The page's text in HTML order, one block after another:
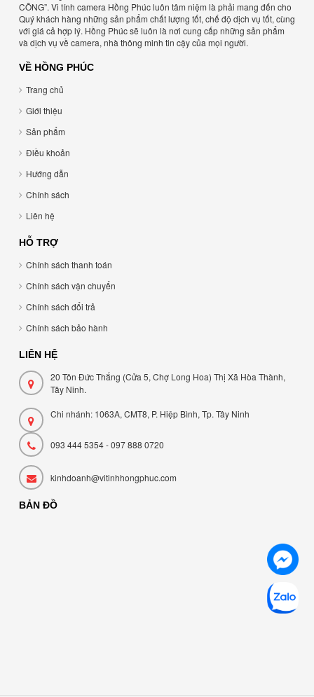
CÔNG”. Vi tính camera Hồng Phúc luôn tâm niệm là phải mang đến cho
Quý khách hàng những sản phẩm chất lượng tốt, chế độ dịch vụ tốt, cùng
với giá cả hợp lý. Hồng Phúc sẽ luôn là nơi cung cấp những sản phẩm
và dịch vụ về camera, nhà thông minh tin cậy của mọi người.
VỀ HỒNG PHÚC
Trang chủ
Giới thiệu
Sản phẩm
Điều khoản
Hướng dẫn
Chính sách
Liên hệ
HỖ TRỢ
Chính sách thanh toán
Chính sách vận chuyển
Chính sách đổi trả
Chính sách bảo hành
LIÊN HỆ
20 Tôn Đức Thắng (Cửa 5, Chợ Long Hoa) Thị Xã Hòa Thành,
Tây Ninh.
Chi nhánh: 1063A, CMT8, P. Hiệp Bình, Tp. Tây Ninh
093 444 5354 - 097 888 0720
kinhdoanh@vitinhhongphuc.com
BẢN ĐỒ